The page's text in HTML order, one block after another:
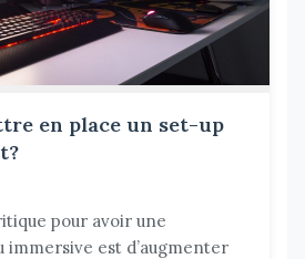
en place un set-up
pour avoir une
immersive est d’augmenter